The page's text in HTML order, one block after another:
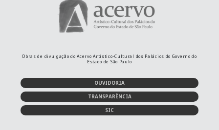
Obras de divulgação do Acervo Artístico-Cultural dos Palácios do Governo do
Estado de São Paulo
OUVIDORIA
TRANSPARÊNCIA
SIC